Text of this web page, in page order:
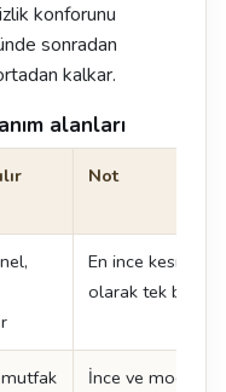
konforunu
sonradan
kalkar.
alanları
Not
En ince kesit.
olarak tek
İnce ve modern